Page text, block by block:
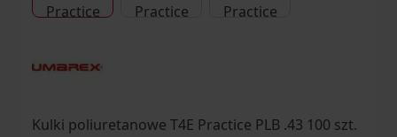
Kulki poliuretanowe T4E Practice PLB .43 100 szt.